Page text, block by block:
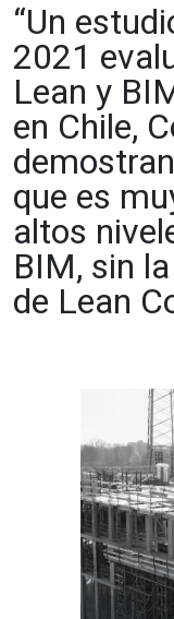
“Un
2021
Lean y
en Chile,
que es
altos
BIM, sin
de Lean